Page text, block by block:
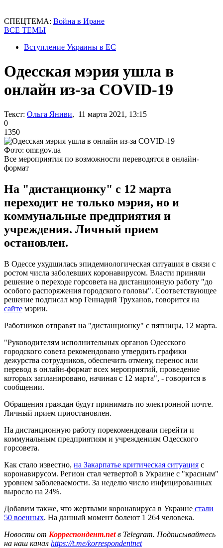
СПЕЦТЕМА: Война в Иране
ВСЕ ТЕМЫ
Вступление Украины в ЕС
Одесская мэрия ушла в
онлайн из-за COVID-19
Текст: Ольга Яниви, 11 марта 2021, 13:15
0
1350
Фото: omr.gov.ua
Все мероприятия по возможности переводятся в онлайн-
формат
На "дистанционку" с 12 марта
переходит не только мэрия, но и
коммунальные предприятия и
учреждения. Личный прием
остановлен.
В Одессе ухудшилась эпидемиологическая ситуация в связи с
ростом числа заболевших коронавирусом. Власти приняли
решение о переходе горсовета на дистанционную работу "до
особого распоряжения городского головы". Соответствующее
решение подписал мэр Геннадий Труханов, говорится на
сайте мэрии.
Работников отправят на "дистанционку" с пятницы, 12 марта.
"Руководителям исполнительных органов Одесского
городского совета рекомендовано утвердить графики
дежурства сотрудников, обеспечить отмену, перенос или
перевод в онлайн-формат всех мероприятий, проведение
которых запланировано, начиная с 12 марта", - говорится в
сообщении.
Обращения граждан будут принимать по электронной почте.
Личный прием приостановлен.
На дистанционную работу порекомендовали перейти и
коммунальным предприятиям и учреждениям Одесского
горсовета.
Как стало известно, на Закарпатье критическая ситуация с
коронавирусом. Регион стал четвертой в Украине с "красным"
уровнем заболеваемости. За неделю число инфицированных
выросло на 24%.
Добавим также, что жертвами коронавируса в Украине стали
50 военных. На данный момент болеют 1 264 человека.
Новости от Корреспондент.netв Telegram. Подписывайтесь
на наш канал https://t.me/korrespondentnet